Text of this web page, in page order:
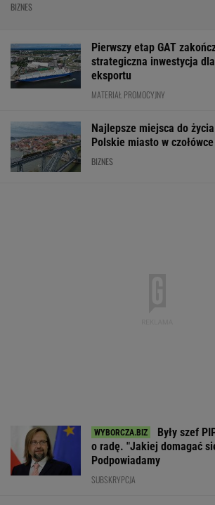
BIZNES
Pierwszy etap GAT
strategiczna inwestycja
eksportu
MATERIAŁ PROMOCYJNY
Najlepsze miejsca do
Polskie miasto w czołówce
BIZNES
Były szef
o radę. "Jakiej domagać
Podpowiadamy
SUBSKRYPCJA